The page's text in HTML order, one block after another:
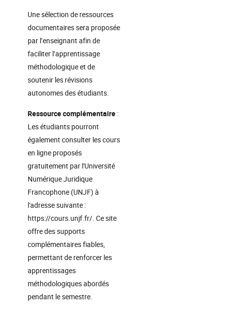
Une sélection de ressources
documentaires sera proposée
par l’enseignant afin de
faciliter l’apprentissage
méthodologique et de
soutenir les révisions
autonomes des étudiants.
Ressource complémentaire :
Les étudiants pourront
également consulter les cours
en ligne proposés
gratuitement par l'Université
Numérique Juridique
Francophone (UNJF) à
l'adresse suivante :
https://cours.unjf.fr/. Ce site
offre des supports
complémentaires fiables,
permettant de renforcer les
apprentissages
méthodologiques abordés
pendant le semestre.